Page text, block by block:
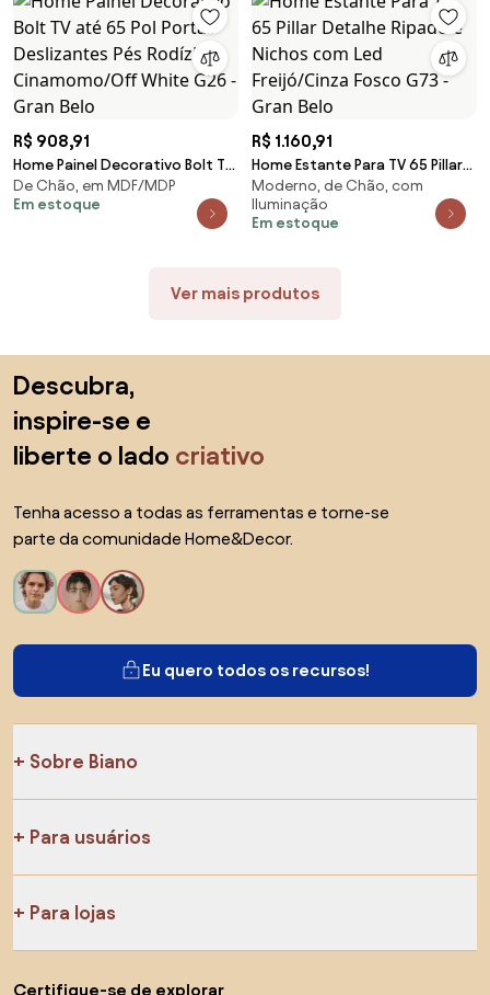
R$ 908,91
Home Painel Decorativo Bolt TV
até 65 Pol Portas Deslizantes
Pés Rodízio Cinamomo/Off
De Chão, em MDF/MDP
Em estoque
R$ 1.160,91
Home Estante Para TV 65 Pillar
Detalhe Ripado e Nichos com
Led Freijó/Cinza Fosco G73 -
Gran Belo
Moderno, de Chão, com
Iluminação
Em estoque
Ver mais produtos
Descubra,
inspire-se e
liberte o lado criativo
Tenha acesso a todas as ferramentas e torne-se
parte da comunidade Home&Decor.
Eu quero todos os recursos!
Sobre Biano
Para usuários
Para lojas
Certifique-se de explorar